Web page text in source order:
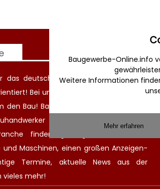
das deutsche Baugewerbe. Informativ,
Bei uns werden Sie gefunden und
den Bau! Bauherren finden kompetente
oder Architekten. Alle
finden günstige Zulieferer für
und Maschinen, einen großenAnzeigen-
Termine, aktuelle News aus der
vieles mehr!
Baugewerbe-Online.info
Weitere Informationen
Mehr erfahren